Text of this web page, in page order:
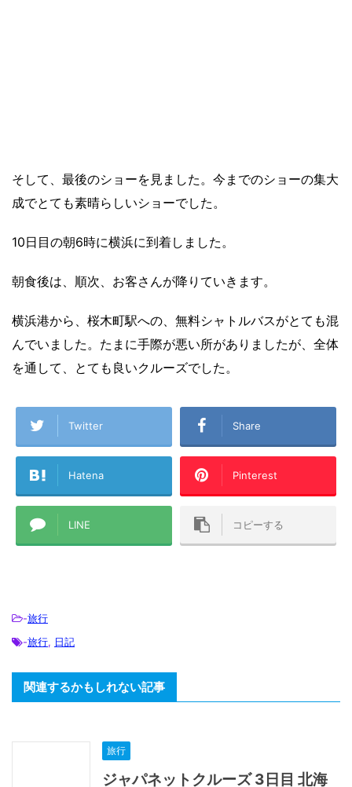
そして、最後のショーを見ました。今までのショーの集大
成でとても素晴らしいショーでした。
10日目の朝6時に横浜に到着しました。
朝食後は、順次、お客さんが降りていきます。
横浜港から、桜木町駅への、無料シャトルバスがとても混
んでいました。たまに手際が悪い所がありましたが、全体
を通して、とても良いクルーズでした。
Twitter Share
Hatena Pinterest
LINE コピーする
-旅行
-旅行, 日記
関連するかもしれない記事
旅行
ジャパネットクルーズ 3日目 北海